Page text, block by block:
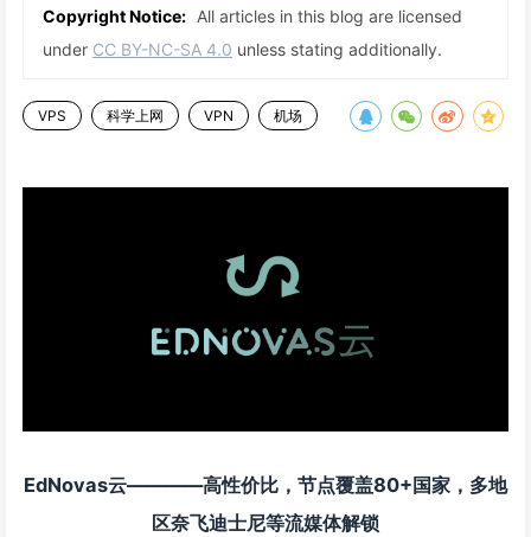
Copyright Notice: All articles in this blog are licensed
under CC BY-NC-SA 4.0 unless stating additionally.
VPS 科学上网 VPN 机场
EdNovas云————高性价比，节点覆盖80+国家，多地
区奈飞迪士尼等流媒体解锁